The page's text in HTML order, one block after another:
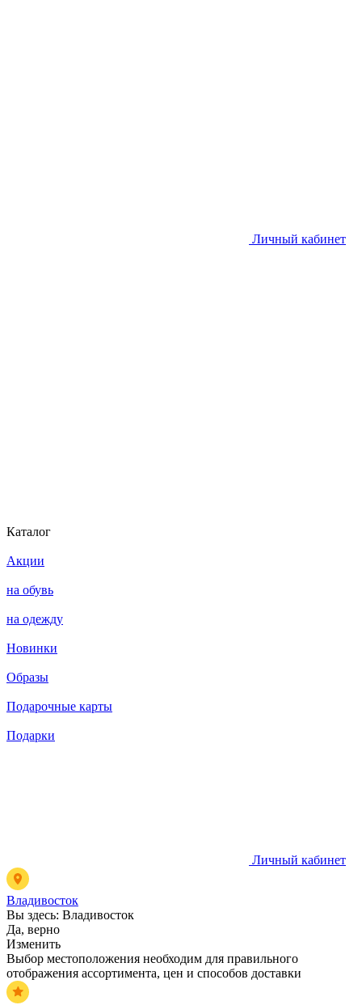
Личный кабинет
Каталог
Акции
на обувь
на одежду
Новинки
Образы
Подарочные карты
Подарки
Личный кабинет
Владивосток
Вы здесь: Владивосток
Да, верно
Изменить
Выбор местоположения необходим для правильного
отображения ассортимента, цен и способов доставки